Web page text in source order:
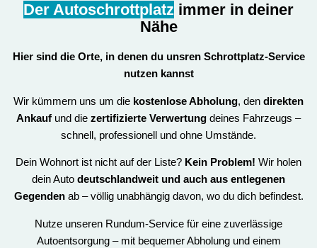
Der Autoschrottplatz immer in deiner
Nähe
Hier sind die Orte, in denen du unsren Schrottplatz-Service
nutzen kannst
Wir kümmern uns um die kostenlose Abholung, den direkten
Ankauf und die zertifizierte Verwertung deines Fahrzeugs –
schnell, professionell und ohne Umstände.
Dein Wohnort ist nicht auf der Liste? Kein Problem! Wir holen
dein Auto deutschlandweit und auch aus entlegenen
Gegendenab – völlig unabhängig davon, wo du dich befindest.
Nutze unseren Rundum-Service für eine zuverlässige
Autoentsorgung – mit bequemer Abholung und einem